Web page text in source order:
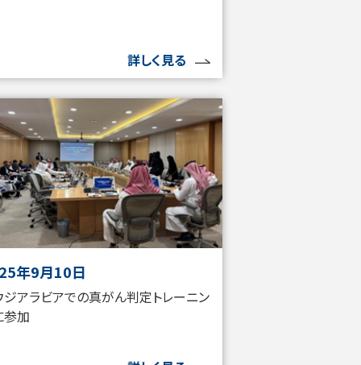
詳しく見る
年9月10日
ジアラビアでの真がん判定トレーニン
参加